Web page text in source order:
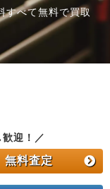
すべて無料で買取
迎！／
無料査定